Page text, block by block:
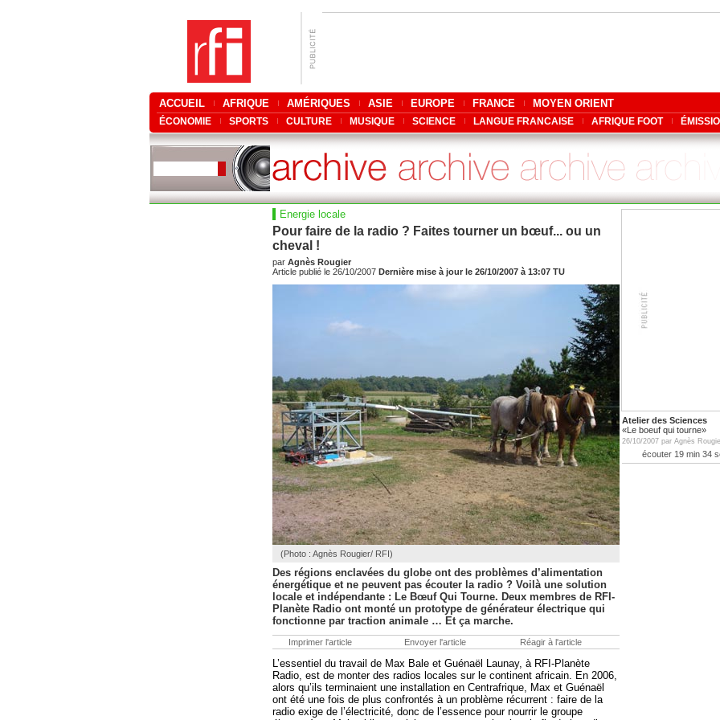
ACCUEIL AFRIQUE AMÉRIQUES ASIE EUROPE FRANCE MOYEN ORIENT
ÉCONOMIE SPORTS CULTURE MUSIQUE SCIENCE LANGUE FRANCAISE AFRIQUE FOOT
Energie locale
Pour faire de la radio ? Faites tourner un bœuf... ou un
cheval !
par Agnès Rougier
Article publié le 26/10/2007 Dernière mise à jour le 26/10/2007 à 13:07 TU
(Photo : Agnès Rougier/ RFI)
Des régions enclavées du globe ont des problèmes d’alimentation
énergétique et ne peuvent pas écouter la radio ? Voilà une solution
locale et indépendante : Le Bœuf Qui Tourne. Deux membres de RFI-
Planète Radio ont monté un prototype de générateur électrique qui
fonctionne par traction animale … Et ça marche.
Imprimer l'article Envoyer l'article Réagir à l'article
L’essentiel du travail de Max Bale et Guénaël Launay, à RFI-Planète
Radio, est de monter des radios locales sur le continent africain. En 2006,
alors qu’ils terminaient une installation en Centrafrique, Max et Guénaël
ont été une fois de plus confrontés à un problème récurrent : faire de la
radio exige de l’électricité, donc de l’essence pour nourrir le groupe
Atelier des Sciences
«Le boeuf qui tourne»
26/10/2007 par Agnès
écouter 19 min 34